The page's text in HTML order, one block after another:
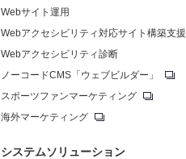
Webサイト運用
Webアクセシビリティ対応サイト構築支援
Webアクセシビリティ診断
ノーコードCMS「ウェブビルダー」
スポーツファンマーケティング
海外マーケティング
システムソリューション